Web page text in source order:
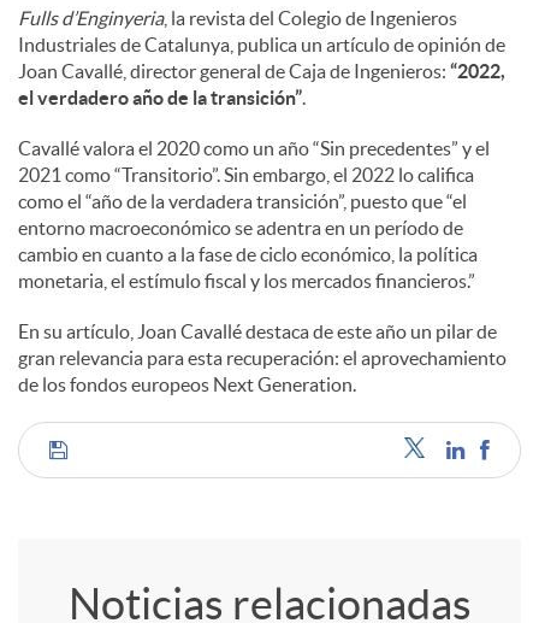
i
a
l
e
s
Fulls d’Enginyeria, la revista del Colegio de Ingenieros
Industriales de Catalunya, publica un artículo de opinión de
Joan Cavallé, director general de Caja de Ingenieros: “2022,
el verdadero año de la transición”.
Cavallé valora el 2020 como un año “Sin precedentes” y el
2021 como “Transitorio”. Sin embargo, el 2022 lo califica
como el “año de la verdadera transición”, puesto que “el
entorno macroeconómico se adentra en un período de
cambio en cuanto a la fase de ciclo económico, la política
monetaria, el estímulo fiscal y los mercados financieros.”
En su artículo, Joan Cavallé destaca de este año un pilar de
gran relevancia para esta recuperación: el aprovechamiento
de los fondos europeos Next Generation.
C
Noticias relacionadas